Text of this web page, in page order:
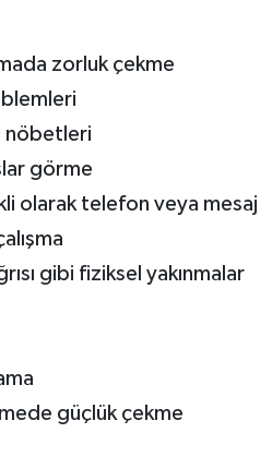
zorluk çekme
nöbetleri
görme
olarak telefon veya mesaj
gibi fiziksel yakınmalar
güçlük çekme